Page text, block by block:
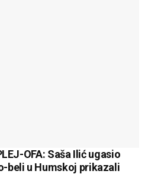
OFA: Saša Ilić ugasio
beli u Humskoj prikazali